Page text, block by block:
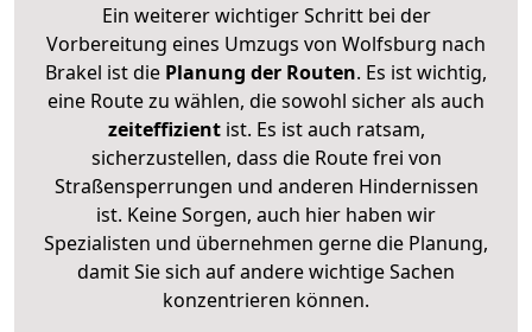
Ein weiterer wichtiger Schritt bei der
Vorbereitung eines Umzugs von Wolfsburg nach
Brakel ist die Planung der Routen. Es ist wichtig,
eine Route zu wählen, die sowohl sicher als auch
zeiteffizientist. Es ist auch ratsam,
sicherzustellen, dass die Route frei von
Straßensperrungen und anderen Hindernissen
ist. Keine Sorgen, auch hier haben wir
Spezialisten und übernehmen gerne die Planung,
damit Sie sich auf andere wichtige Sachen
konzentrieren können.